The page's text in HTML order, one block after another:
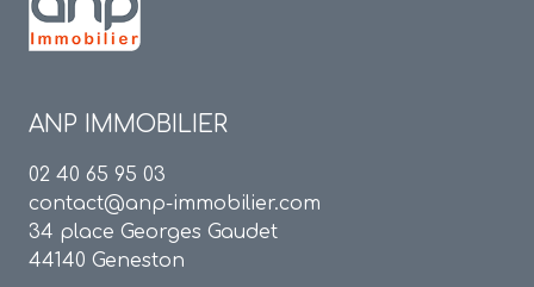
ANP IMMOBILIER
02 40 65 95 03
contact@anp-immobilier.com
34 place Georges Gaudet
44140 Geneston